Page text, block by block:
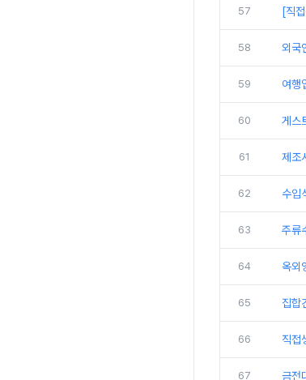
57 [직
58 외국
59 여행
60 게스
61 제조
62 수입
63 주류
64 옥외
65 집합
66 직접
67 금전